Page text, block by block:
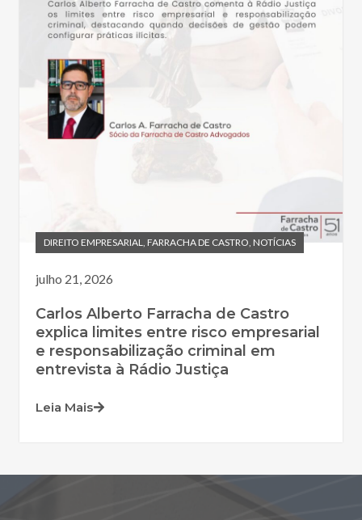
DIREITO EMPRESARIAL, FARRACHA DE CASTRO, NOTÍCIAS
julho 21, 2026
Carlos Alberto Farracha de Castro
explica limites entre risco empresarial
e responsabilização criminal em
entrevista à Rádio Justiça
Leia Mais